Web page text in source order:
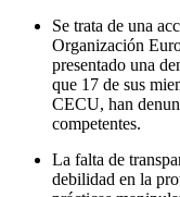
Se trata de una
Organización
presentado una
que 17 de sus
CECU, han
competentes.
La falta de
debilidad en la